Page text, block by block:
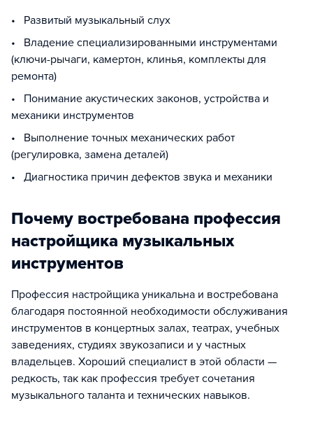
• Развитый музыкальный слух
• Владение специализированными инструментами
(ключи-рычаги, камертон, клинья, комплекты для
ремонта)
• Понимание акустических законов, устройства и
механики инструментов
• Выполнение точных механических работ
(регулировка, замена деталей)
• Диагностика причин дефектов звука и механики
Почему востребована профессия
настройщика музыкальных
инструментов
Профессия настройщика уникальна и востребована
благодаря постоянной необходимости обслуживания
инструментов в концертных залах, театрах, учебных
заведениях, студиях звукозаписи и у частных
владельцев. Хороший специалист в этой области —
редкость, так как профессия требует сочетания
музыкального таланта и технических навыков.